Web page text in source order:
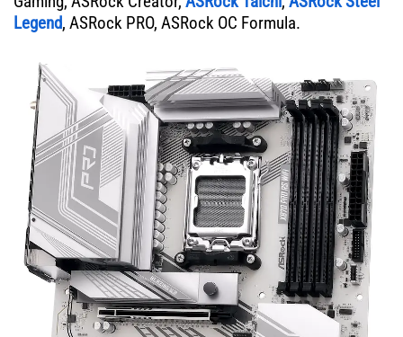
Legend, ASRock PRO, ASRock OC Formula.